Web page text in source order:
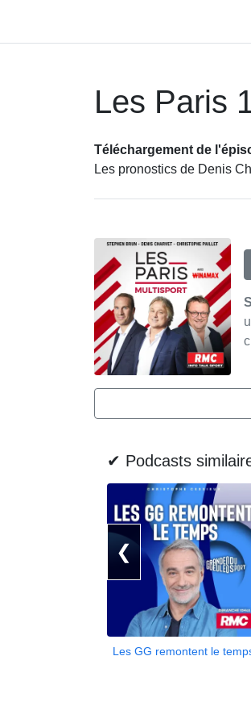
Les Paris
Téléchargement de
Les pronostics de Denis
✔ Podcasts
❮
Les GG remontent le